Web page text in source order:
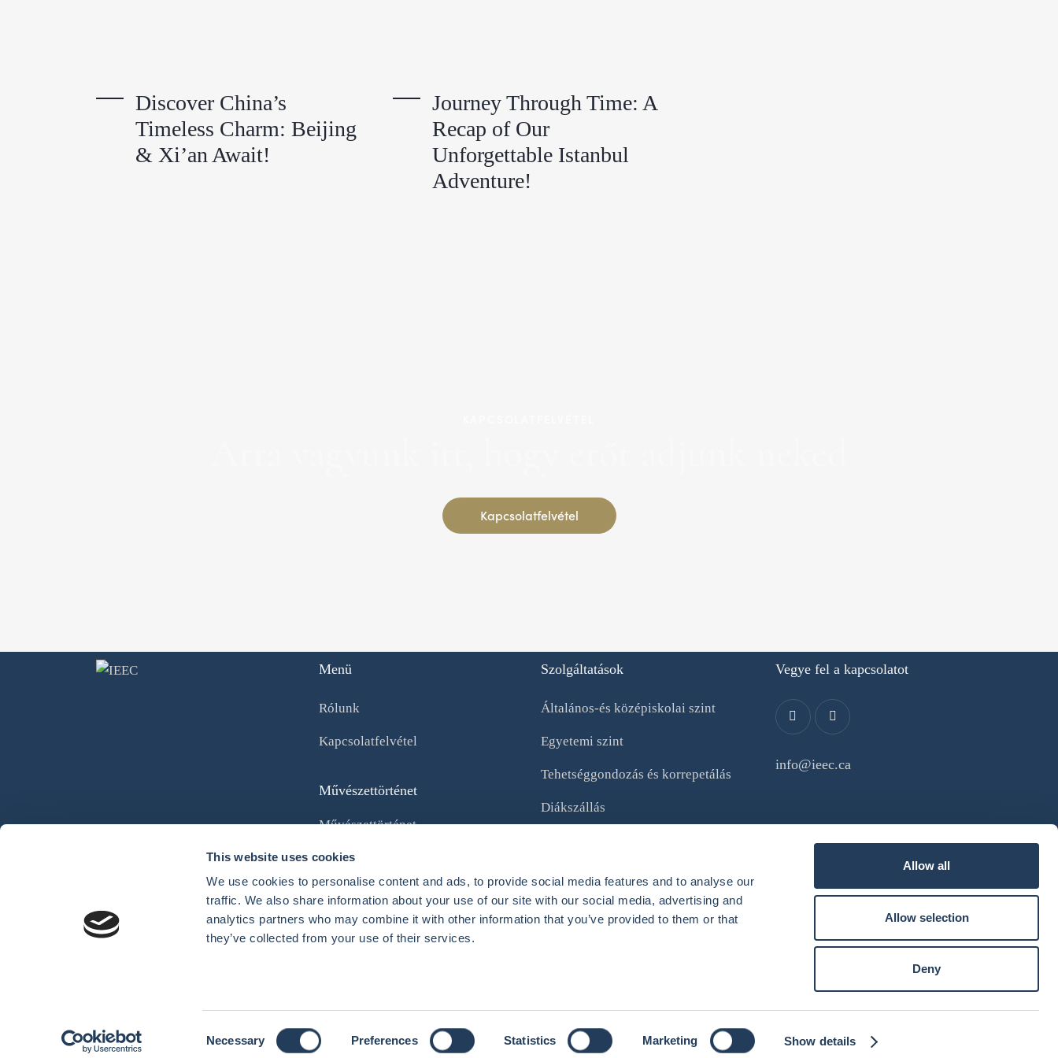
This website uses cookies
We use cookies to personalise content and ads, to provide social media features and to analyse our
traffic. We also share information about your use of our site with our social media, advertising and
analytics partners who may combine it with other information that you’ve provided to them or that
they’ve collected from your use of their services.
Necessary Preferences Statistics Marketing Show details
Allow all
Allow selection
Deny
Discover China’s
Timeless Charm: Beijing
& Xi’an Await!
Journey Through Time: A
Recap of Our
Unforgettable Istanbul
Adventure!
Kapcsolatfelvétel
Menü
Rólunk
Kapcsolatfelvétel
Művészettörténet
Művészettörténet
Képzések
Kulturális Turisztikai
Adatvédelmi irányelv
Szolgáltatások
Általános-és középiskolai szint
Egyetemi szint
Tehetséggondozás és korrepetálás
Diákszállás
Vegye fel a kapcsolatot
info@ieec.ca
International Elite Education Corporation © 2023. All Rights Reserved.